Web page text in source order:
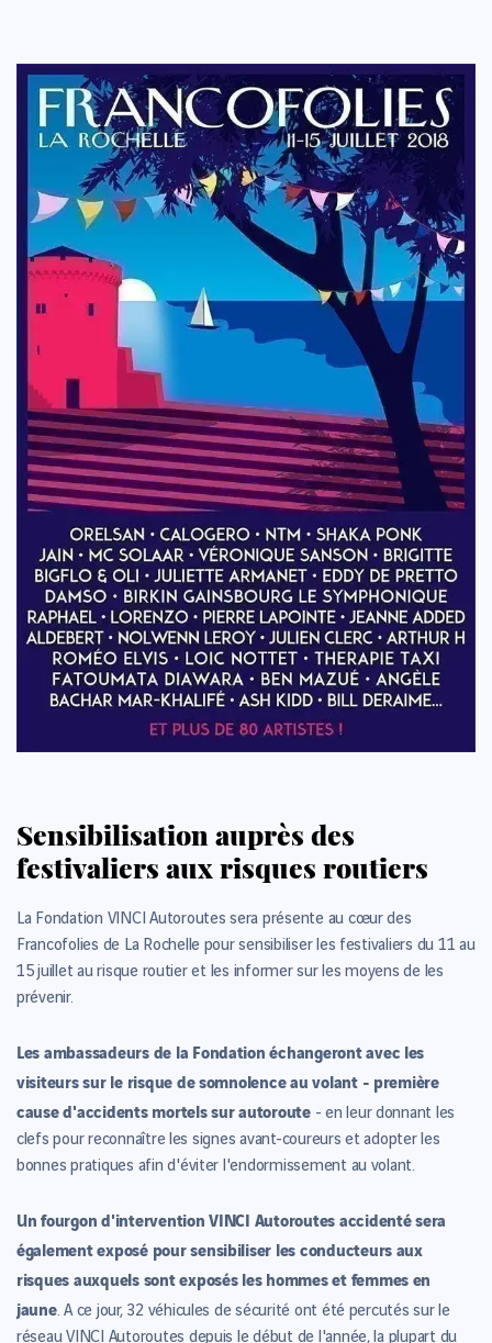
Sensibilisation auprès des
festivaliers aux risques routiers
La Fondation VINCI Autoroutes sera présente au cœur des
Francofolies de La Rochelle pour sensibiliser les festivaliers du 11 au
15 juillet au risque routier et les informer sur les moyens de les
prévenir.
Les ambassadeurs de la Fondation échangeront avec les
visiteurs sur le risque de somnolence au volant - première
cause d'accidents mortels sur autoroute - en leur donnant les
clefs pour reconnaître les signes avant-coureurs et adopter les
bonnes pratiques afin d'éviter l'endormissement au volant.
Un fourgon d'intervention VINCI Autoroutes accidenté sera
également exposé pour sensibiliser les conducteurs aux
risques auxquels sont exposés les hommes et femmes en
jaune. A ce jour, 32 véhicules de sécurité ont été percutés sur le
réseau VINCI Autoroutes depuis le début de l'année, la plupart du